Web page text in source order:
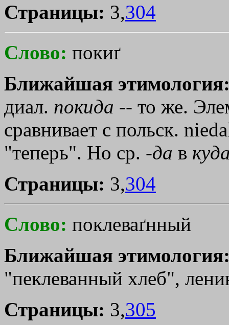
Страницы: 3,304
Слово: покиґ
Ближайшая
диал. покида -- то же.
сравнивает с польск.
"теперь". Но ср. -да в
Страницы: 3,304
Слово: поклеваґнный
Ближайшая
"пеклеванный хлеб",
Страницы: 3,305